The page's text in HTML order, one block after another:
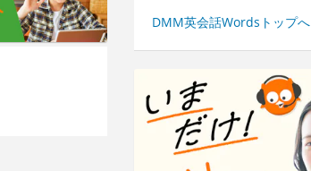
DMM英会話Wordsトップへ